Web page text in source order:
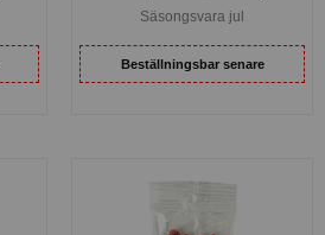
Säsongsvara jul
Beställningsbar senare